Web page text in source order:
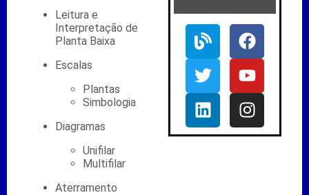
Leitura e
Interpretação de
Planta Baixa
Escalas
Plantas
Simbologia
Diagramas
Unifilar
Multifilar
Aterramento